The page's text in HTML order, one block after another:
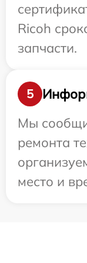
Ricoh
запчасти.
5
Мы
ремонта
место и